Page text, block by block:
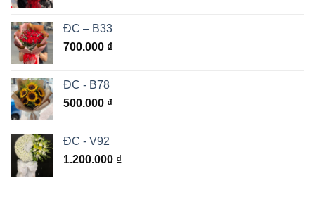
ĐC – B33
700.000 ₫
ĐC - B78
500.000 ₫
ĐC - V92
1.200.000 ₫